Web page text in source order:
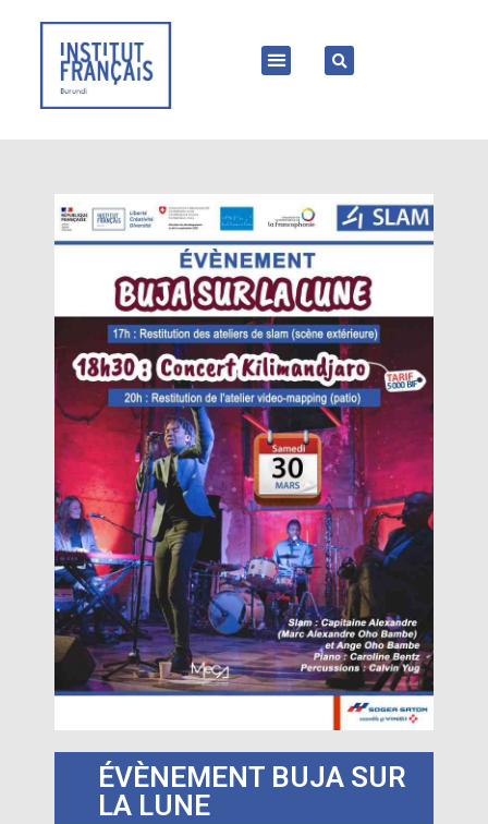
ÉVÈNEMENT BUJA SUR
LA LUNE